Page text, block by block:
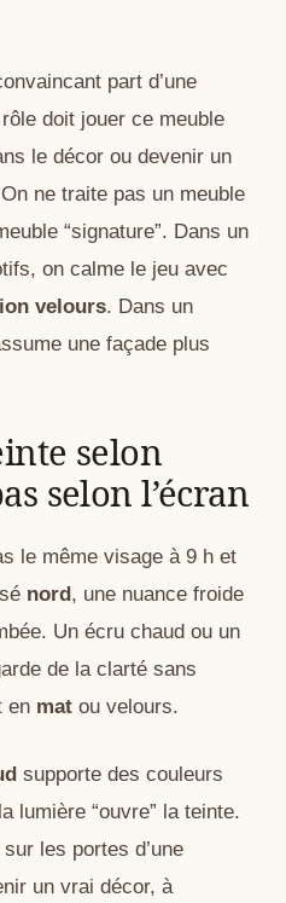
part d’une
doit jouer ce meuble
le décor ou devenir un
ne traite pas un meuble
“signature”. Dans un
on calme le jeu avec
velours. Dans un
une façade plus
selon
selon l’écran
le même visage à 9 h et
nord, une nuance froide
Un écru chaud ou un
de la clarté sans
en mat ou velours.
supporte des couleurs
lumière “ouvre” la teinte.
sur les portes d’une
un vrai décor, à